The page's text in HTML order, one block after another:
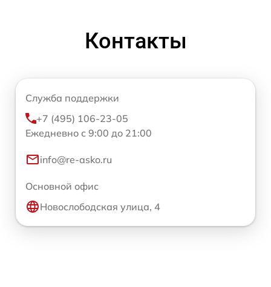
Контакты
Служба поддержки
+7 (495) 106-23-05
Ежедневно с 9:00 до 21:00
info@re-asko.ru
Основной офис
Новослободская улица, 4